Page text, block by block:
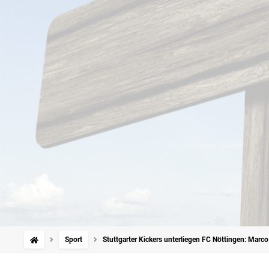
Sport Stuttgarter Kickers unterliegen FC Nöttingen: